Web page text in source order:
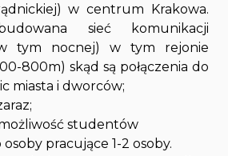
w centrum Krakowa.
sieć komunikacji
tym nocnej) w tym rejonie
800m) skąd są połączenia do
miasta i dworców;
studentów
pracujące 1-2 osoby.